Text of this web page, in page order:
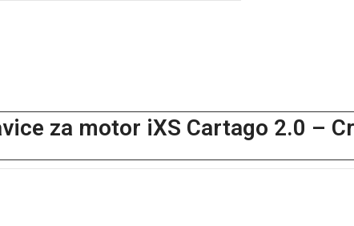
za motor iXS Cartago 2.0 –